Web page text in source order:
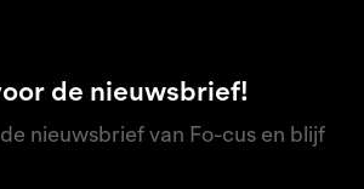
de nieuwsbrief!
nieuwsbrief van Fo-cus en blijf